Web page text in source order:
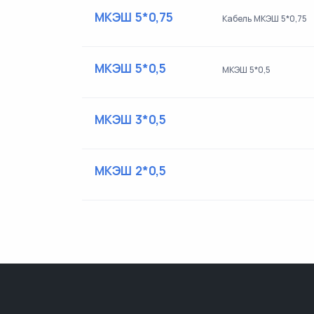
МКЭШ 5*0,75 Кабель МКЭШ 5*0,75
МКЭШ 5*0,5 МКЭШ 5*0,5
МКЭШ 3*0,5
МКЭШ 2*0,5